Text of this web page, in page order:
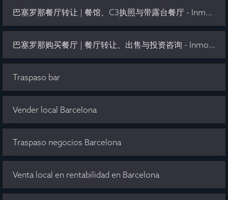
巴塞罗那餐厅转让 | 餐馆、C3执照与带露台餐厅 - Inmo Olaya
巴塞罗那购买餐厅 | 餐厅转让、出售与投资咨询 - Inmo Olaya
Traspaso bar
Vender local Barcelona
Traspaso negocios Barcelona
Venta local en rentabilidad en Barcelona